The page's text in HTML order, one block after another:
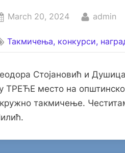
Posted
March 20, 2024 By
admin
Такмичења, конкурси,
Стојановић и
ТРЕЋЕ место на
такмичење.